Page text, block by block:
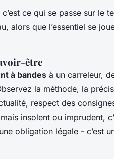
ce qui se passe sur le
alors que l’essentiel se
être
à bandes à un carreleur,
la méthode, la
respect des
insolent ou imprudent,
obligation légale - c’est